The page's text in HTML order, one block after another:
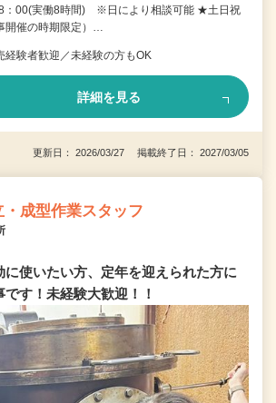
：00(実働8時間) ※日により相談可能 ★土日祝
開催の時期限定）…
経験者歓迎／未経験の方もOK
詳細を見る
更新日： 2026/03/27 掲載終了日： 2027/03/05
成型作業スタッフ
に使いたい方、定年を迎えられた方に
す！未経験大歓迎！！